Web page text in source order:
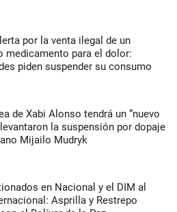
por la venta ilegal de un
medicamento para el dolor:
piden suspender su consumo
de Xabi Alonso tendrá un “nuevo
la suspensión por dopaje
Mijailo Mudryk
en Nacional y el DIM al
Asprilla y Restrepo